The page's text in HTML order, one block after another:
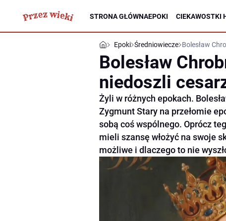
STRONA GŁÓWNAEPOKI CIEKAWOSTKI
Epoki Średniowiecze Bolesław
Bolesław
niedoszli
Żyli w różnych epokach.
Zygmunt Stary na przełomie
sobą coś wspólnego. Oprócz
mieli szansę włożyć na swoje
możliwe i dlaczego to nie